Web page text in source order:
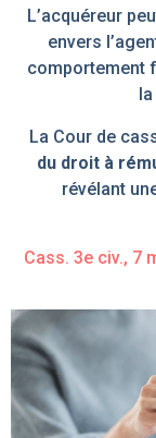
L’acquéreur
envers
comportement
La Cour de
du droit à
révélant
Cass. 3e civ., 7